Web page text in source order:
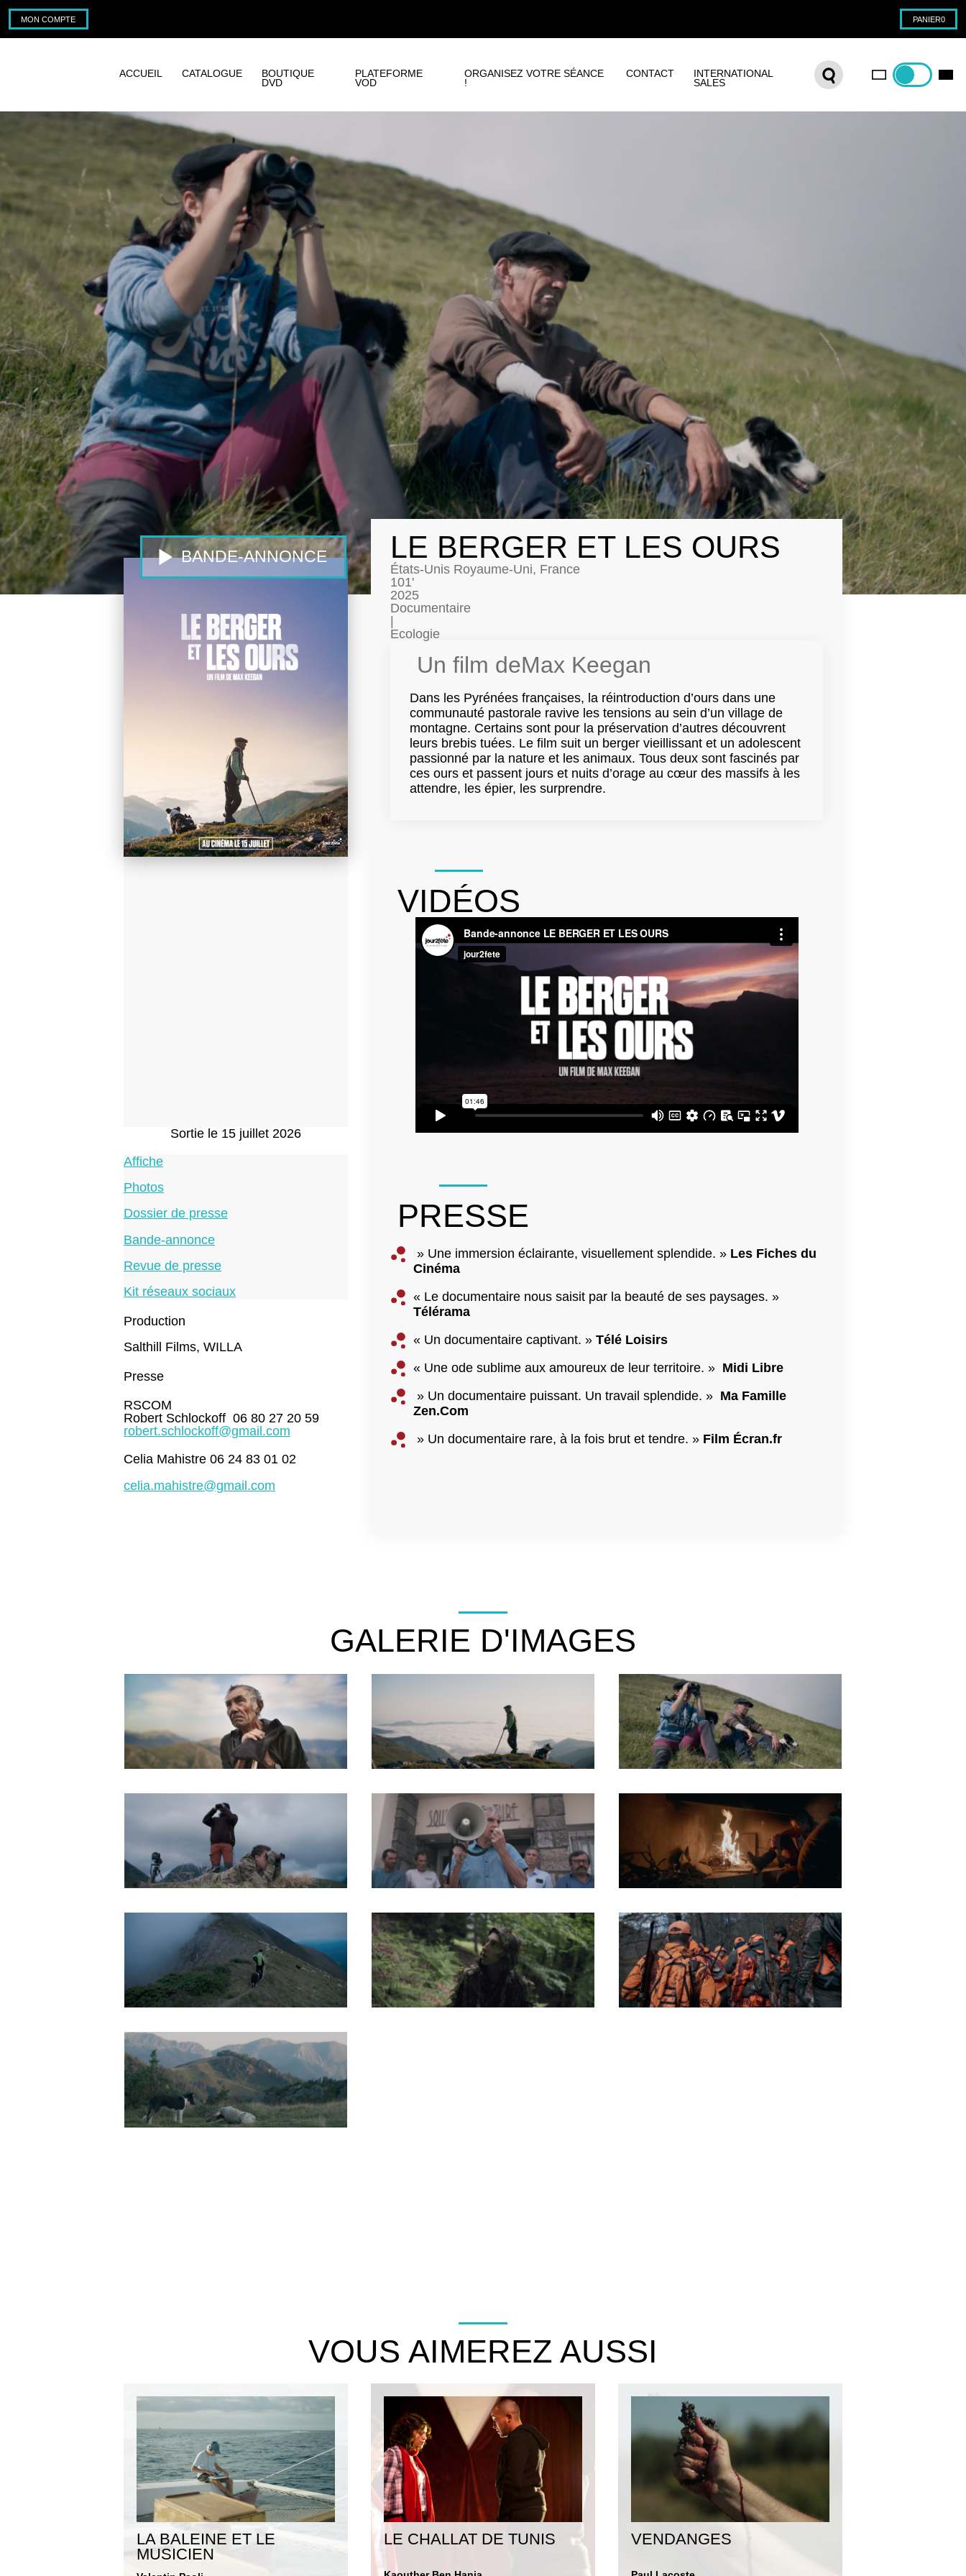
MON COMPTE PANIER0
ACCUEIL CATALOGUE
BOUTIQUE
DVD
PLATEFORME
VOD
ORGANISEZ VOTRE SÉANCE
!
CONTACT
INTERNATIONAL
SALES
Sortie le 15 juillet 2026
Affiche
Photos
Dossier de presse
Bande-annonce
Revue de presse
Kit réseaux sociaux
Production
Salthill Films, WILLA
Presse
RSCOM
Robert Schlockoff 06 80 27 20 59
robert.schlockoff@gmail.com
Celia Mahistre 06 24 83 01 02
celia.mahistre@gmail.com
LE BERGER ET LES OURS
États-Unis Royaume-Uni, France
101'
2025
Documentaire
|
Ecologie
BANDE-ANNONCE
Un film deMax Keegan
Dans les Pyrénées françaises, la réintroduction d’ours dans une
communauté pastorale ravive les tensions au sein d’un village de
montagne. Certains sont pour la préservation d’autres découvrent
leurs brebis tuées. Le film suit un berger vieillissant et un adolescent
passionné par la nature et les animaux. Tous deux sont fascinés par
ces ours et passent jours et nuits d’orage au cœur des massifs à les
attendre, les épier, les surprendre.
VIDÉOS
PRESSE
» Une immersion éclairante, visuellement splendide. » Les Fiches du
Cinéma
« Le documentaire nous saisit par la beauté de ses paysages. »
Télérama
« Un documentaire captivant. »Télé Loisirs
« Une ode sublime aux amoureux de leur territoire. » Midi Libre
» Un documentaire puissant. Un travail splendide. » Ma Famille
Zen.Com
» Un documentaire rare, à la fois brut et tendre. » Film Écran.fr
GALERIE D'IMAGES
VOUS AIMEREZ AUSSI
LA BALEINE ET LE
MUSICIEN
LE CHALLAT DE TUNIS VENDANGES